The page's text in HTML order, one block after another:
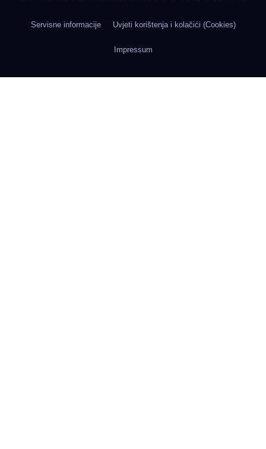
Servisne informacije Uvjeti korištenja i kolačići (Cookies)
Impressum